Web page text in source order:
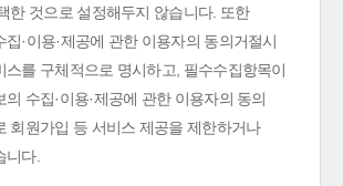
한 것으로 설정해두지 않습니다. 또한
집·이용·제공에 관한 이용자의 동의거절시
스를 구체적으로 명시하고, 필수수집항목이
의 수집·이용·제공에 관한 이용자의 동의
회원가입 등 서비스 제공을 제한하거나
니다.